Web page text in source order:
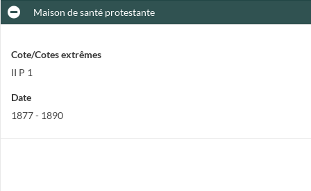
Maison de santé protestante
Cote/Cotes extrêmes
II P 1
Date
1877 - 1890